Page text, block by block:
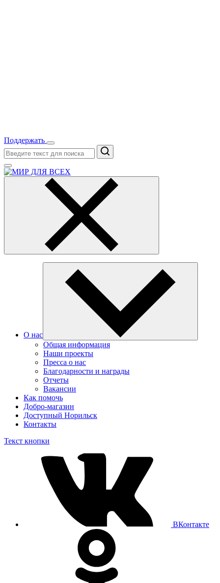
Поддержать
Поиск
О нас
Общая информация
Наши проекты
Пресса о нас
Благодарности и награды
Отчеты
Вакансии
Как помочь
Добро-магазин
Доступный Норильск
Контакты
Текст кнопки
ВКонтакте